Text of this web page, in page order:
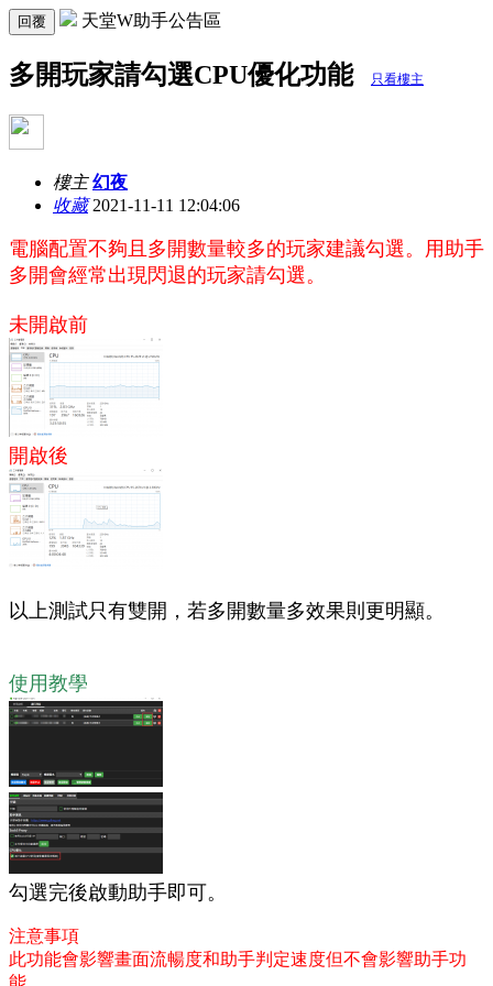
回覆 天堂W助手公告區
多開玩家請勾選CPU優化功能 只看樓主
樓主 幻夜
收藏2021-11-11 12:04:06
電腦配置不夠且多開數量較多的玩家建議勾選。用助手
多開會經常出現閃退的玩家請勾選。
未開啟前
開啟後
以上測試只有雙開，若多開數量多效果則更明顯。
使用教學
勾選完後啟動助手即可。
注意事項
此功能會影響畫面流暢度和助手判定速度但不會影響助手功
能。